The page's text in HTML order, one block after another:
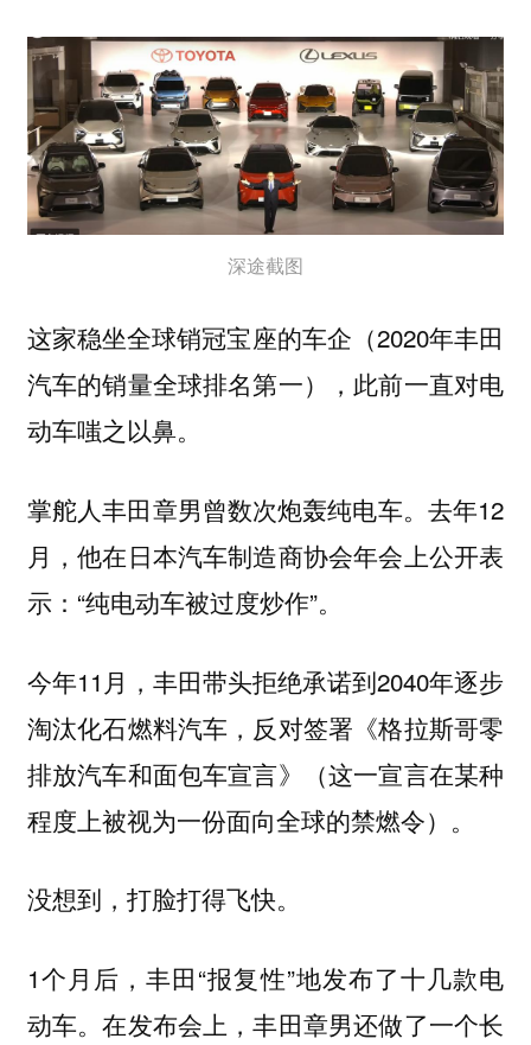
深途截图
这家稳坐全球销冠宝座的车企（2020年丰田
汽车的销量全球排名第一），此前一直对电
动车嗤之以鼻。
掌舵人丰田章男曾数次炮轰纯电车。去年12
月，他在日本汽车制造商协会年会上公开表
示：“纯电动车被过度炒作”。
今年11月，丰田带头拒绝承诺到2040年逐步
淘汰化石燃料汽车，反对签署《格拉斯哥零
排放汽车和面包车宣言》（这一宣言在某种
程度上被视为一份面向全球的禁燃令）。
没想到，打脸打得飞快。
1个月后，丰田“报复性”地发布了十几款电
动车。在发布会上，丰田章男还做了一个长